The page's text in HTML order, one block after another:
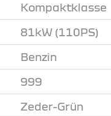
Kompaktklasse
81kW (110PS)
Benzin
999
Zeder-Grün